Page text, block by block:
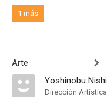
1 más
Arte
Dirección Artística